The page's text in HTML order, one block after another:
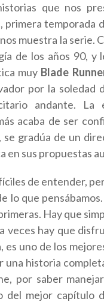
que nos
primera temporada
muestra la serie.
de los años 90, y
muy Blade
por la soledad
andante. La
acaba de ser
se gradúa de un
sus propuestas
de entender,
lo que
Hay que
veces hay que
uno de los
una historia
por saber
del mejor capítulo